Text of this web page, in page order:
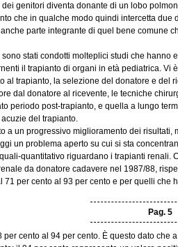
dei genitori diventa donante di un lobo
che in qualche modo quindi intercetta
parte integrante di quel bene comune
stati condotti molteplici studi che hanno
il trapianto di organi in età pediatrica. Vi
al trapianto, la selezione del donatore e del
dal donatore al ricevente, le tecniche
periodo post-trapianto, e quella a lungo
del trapianto.
a un progressivo miglioramento dei
un problema aperto su cui si sta
quantitativo riguardano i trapianti renali.
da donatore cadavere nel 1987/88,
71 per cento al 93 per cento e per quelli che
Pag. 5
per cento al 94 per cento. È questo dato